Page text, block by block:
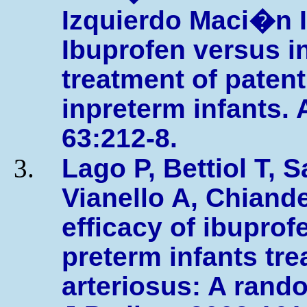
Izquierdo Maci�n
Ibuprofen versus
treatment of
inpreterm infants.
63:212-8.
Lago P, Bettiol T,
Vianello A,
efficacy of
preterm infants
arteriosus: A